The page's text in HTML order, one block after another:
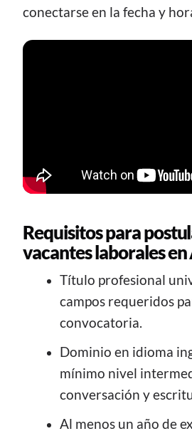
conectarse en la fecha y
Requisitos para
vacantes laborales
Título profesional
campos requeridos
convocatoria.
Dominio en idioma
mínimo nivel
conversación y
Al menos un año de